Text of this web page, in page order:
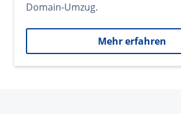
Domain-Umzug.
Mehr erfahren